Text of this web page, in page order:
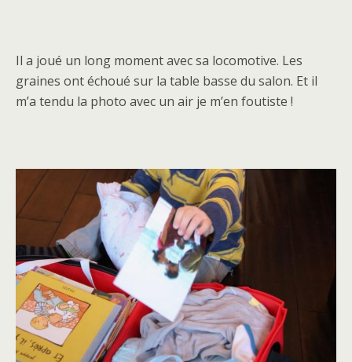
Il a joué un long moment avec sa locomotive. Les
graines ont échoué sur la table basse du salon. Et il
m’a tendu la photo avec un air je m’en foutiste !